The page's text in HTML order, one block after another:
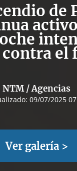
de
el
NTM / Agencias
09/07/2025
Ver galería >